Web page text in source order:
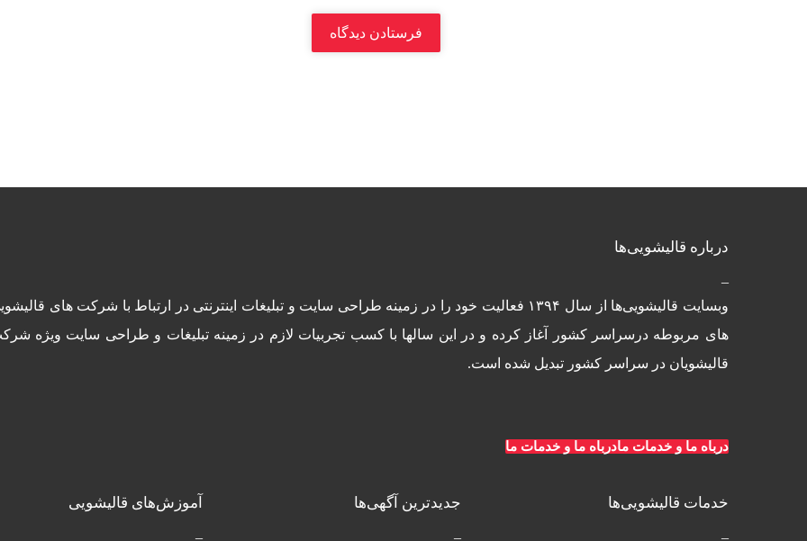
درباره قالیشویی‌ها
وبسایت قالیشویی‌ها از سال ۱۳۹۴ فعالیت خود را در زمینه طراحی سایت و تبلیغات اینترنتی در ارتباط
های مربوطه درسراسر کشور آغاز کرده و در این سالها با کسب تجربیات لازم در زمینه تبلیغات و طراحی سایت ویژه
قالیشویان در سراسر کشور تبدیل شده است.
درباه ما و خدمات مادرباه ما و خدمات ما
خدمات قالیشویی‌ها جدیدترین آگهی‌ها آموزش‌های قالیشویی